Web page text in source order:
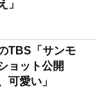
」
TBS「サンモ
ョット公開
可愛い」